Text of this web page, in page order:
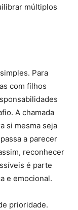
múltiplos
Para
com filhos
A chamada
si mesma seja
a parecer
reconhecer
é parte
e emocional.
prioridade.